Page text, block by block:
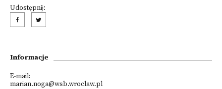
Udostępnij:
Informacje
E-mail:
marian.noga@wsb.wroclaw.pl